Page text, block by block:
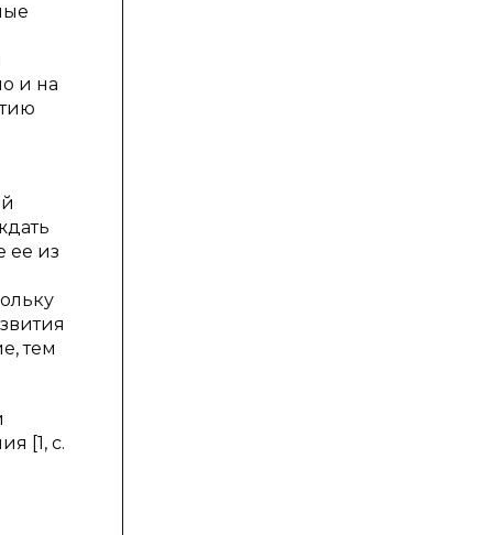
и на
ее из
тем
[1, с.